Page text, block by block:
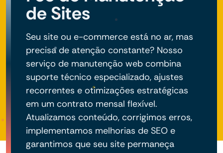
de Sites
Seu site ou e-commerce está no ar, mas
precisa de atenção constante? Nosso
serviço de manutenção web combina
suporte técnico especializado, ajustes
recorrentes e otimizações estratégicas
em um contrato mensal flexível.
Atualizamos conteúdo, corrigimos erros,
implementamos melhorias de SEO e
garantimos que seu site permaneça